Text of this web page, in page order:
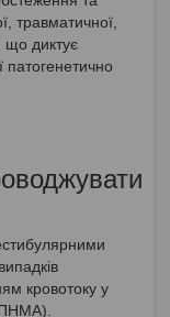
травматичної,
що диктує
патогенетично
кровотоку у